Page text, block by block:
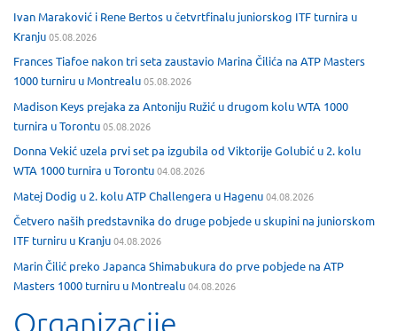
Ivan Maraković i Rene Bertos u četvrtfinalu juniorskog ITF turnira u
Kranju05.08.2026
Frances Tiafoe nakon tri seta zaustavio Marina Čilića na ATP Masters
1000 turniru u Montrealu05.08.2026
Madison Keys prejaka za Antoniju Ružić u drugom kolu WTA 1000
turnira u Torontu05.08.2026
Donna Vekić uzela prvi set pa izgubila od Viktorije Golubić u 2. kolu
WTA 1000 turnira u Torontu04.08.2026
Matej Dodig u 2. kolu ATP Challengera u Hagenu04.08.2026
Četvero naših predstavnika do druge pobjede u skupini na juniorskom
ITF turniru u Kranju04.08.2026
Marin Čilić preko Japanca Shimabukura do prve pobjede na ATP
Masters 1000 turniru u Montrealu04.08.2026
Organizacije